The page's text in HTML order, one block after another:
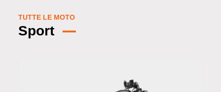
TUTTE LE MOTO
Sport